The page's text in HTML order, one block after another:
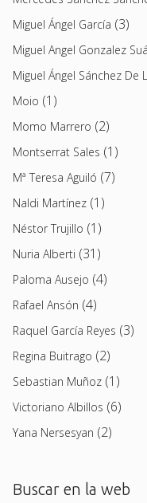
Miguel Ángel García (3)
Miguel Angel Gonzalez
Miguel Ángel Sánchez De
Moio (1)
Momo Marrero (2)
Montserrat Sales (1)
Mª Teresa Aguiló (7)
Naldi Martínez (1)
Néstor Trujillo (1)
Nuria Alberti (31)
Paloma Ausejo (4)
Rafael Ansón (4)
Raquel García Reyes (3)
Regina Buitrago (2)
Sebastian Muñoz (1)
Victoriano Albillos (6)
Yana Nersesyan (2)
Buscar en la web